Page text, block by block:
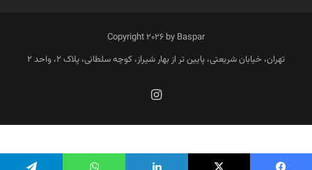
Copyright 2026 by Baspar
تهران، خیابان شریعتی، پایین تر از بهار شیراز، کوچه سلطانی، پلاک 2، واحد 2
فارسی